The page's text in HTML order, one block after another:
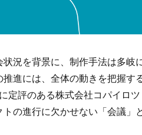
況を背景に、制作手法は多
進には、全体の動きを把握
定評のある株式会社コパイロ
トの進行に欠かせない「会議」